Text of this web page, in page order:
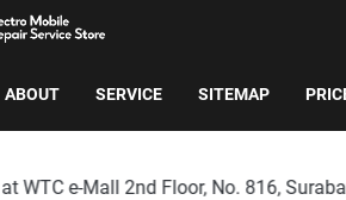
ABOUT SERVICE SITEMAP
Floor, No. 816, Surabaya City